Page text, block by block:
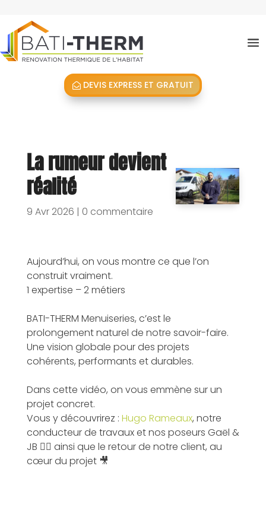
DEVIS EXPRESS ET GRATUIT
La rumeur devient
réalité
9 Avr 2026 | 0 commentaire
Aujourd’hui, on vous montre ce que l’on
construit vraiment.
1 expertise – 2 métiers
BATI-THERM Menuiseries, c’est le
prolongement naturel de notre savoir-faire.
Une vision globale pour des projets
cohérents, performants et durables.
Dans cette vidéo, on vous emmène sur un
projet concret.
Vous y découvrirez : Hugo Rameaux, notre
conducteur de travaux et nos poseurs Gaël &
JB 👷‍♂️ ainsi que le retour de notre client, au
cœur du projet 🎥